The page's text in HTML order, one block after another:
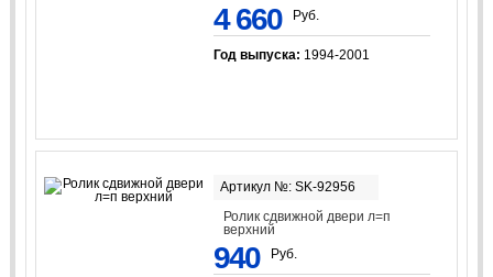
4 660 Руб.
Год выпуска: 1994-2001
Артикул №: SK-92956
Ролик сдвижной двери л=п
верхний
940 Руб.